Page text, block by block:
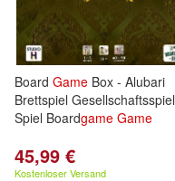
Board Game Box - Alubari
Brettspiel Gesellschaftsspiel
Spiel Boardgame Game
45,99 €
Kostenloser Versand